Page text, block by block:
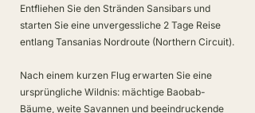
Entfliehen Sie den Stränden Sansibars und
starten Sie eine unvergessliche 2 Tage Reise
entlang Tansanias Nordroute (Northern Circuit).
Nach einem kurzen Flug erwarten Sie eine
ursprüngliche Wildnis: mächtige Baobab-
Bäume, weite Savannen und beeindruckende